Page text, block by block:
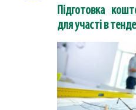
Підготовка
для участі в